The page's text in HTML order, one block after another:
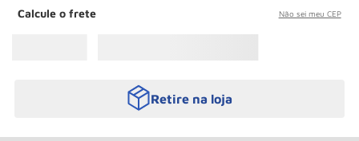
Calcule o frete Não sei meu CEP
Retire na loja